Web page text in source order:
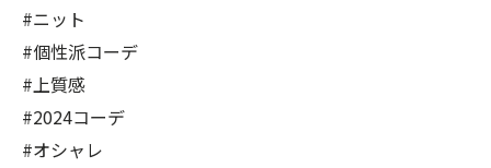
#ニット
#個性派コーデ
#上質感
#2024コーデ
#オシャレ